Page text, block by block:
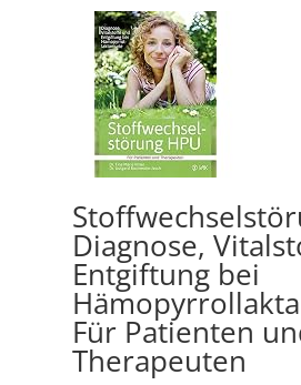
Diagnose,
Entgiftung bei
Für Patienten
Therapeuten